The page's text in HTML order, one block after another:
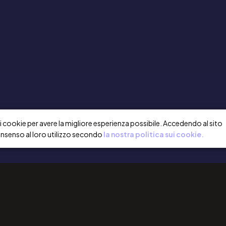
cookie per avere la migliore esperienza possibile. Accedendo al sito
al loro utilizzo secondo la nostra politica sui cookie.